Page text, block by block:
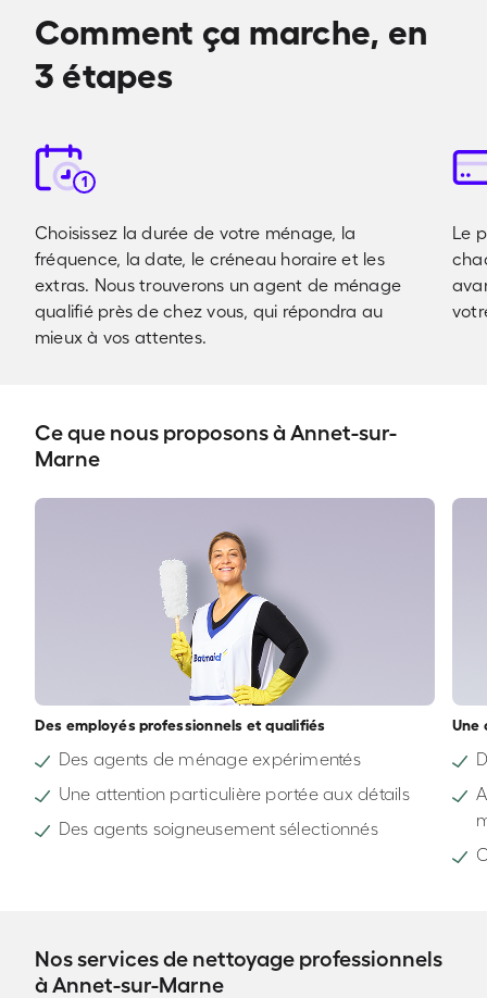
Comment ça marche, en
3 étapes
1
Choisissez la durée de votre ménage, la
fréquence, la date, le créneau horaire et les
extras. Nous trouverons un agent de ménage
qualifié près de chez vous, qui répondra au
mieux à vos attentes.
Le
Ce que nous proposons à Annet-sur-
Marne
Des employés professionnels et qualifiés
Des agents de ménage expérimentés
Une attention particulière portée aux détails
Des agents soigneusement sélectionnés
Une
Nos services de nettoyage professionnels
à Annet-sur-Marne